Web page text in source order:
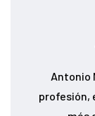
Antonio
profesión,